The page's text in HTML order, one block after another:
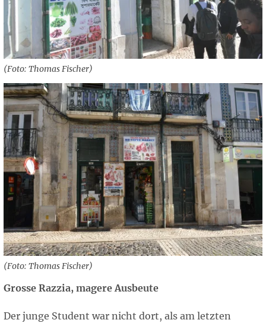
(Foto: Thomas Fischer)
(Foto: Thomas Fischer)
Grosse Razzia, magere Ausbeute
Der junge Student war nicht dort, als am letzten